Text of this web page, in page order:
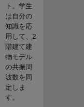
ト。学生
は自分の
知識を応
用して、2
階建て建
物モデル
の共振周
波数を同
定しま
す。